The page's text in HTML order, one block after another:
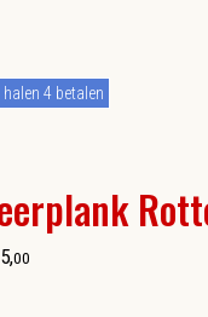
4 betalen
,00